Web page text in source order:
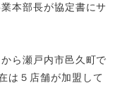
本部長が協定書にサ
ら瀬戸内市邑久町で
は５店舗が加盟して